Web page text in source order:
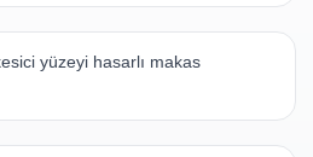
yüzeyi hasarlı makas